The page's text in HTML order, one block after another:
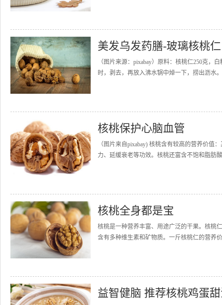
美发乌发药膳-玻璃核桃仁
（图片来源：pixabay）原料：核桃仁250克
时，剥去，再放入沸水锅中焯一下，捞出沥水
核桃保护心脑血管
（图片来自pixabay) 核桃含有较高的营养价值
力、延缓衰老等功效。核桃还富含不饱和脂肪
核桃全身都是宝
核桃是一种营养丰富、用途广泛的干果。核桃
含有多种维生素和矿物质。一斤核桃仁的营养
益智健脑 推荐核桃鸡蛋